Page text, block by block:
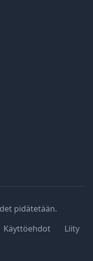
pidätetään.
Käyttöehdot
Liity